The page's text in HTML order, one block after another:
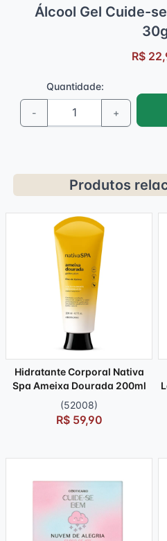
Álcool Gel Cuide-
R$
Quantidade:
- +
Produtos
Hidratante Corporal Nativa
Spa Ameixa Dourada 200ml
(52008)
R$ 59,90